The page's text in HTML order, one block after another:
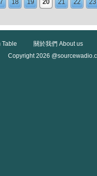
18 19 20 21 22 23
Table
關於我們 About us
Copyright 2026